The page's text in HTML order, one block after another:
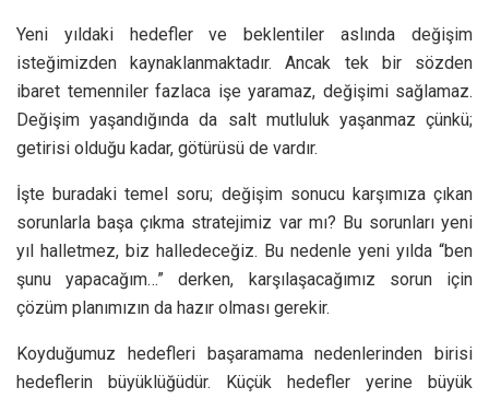
Yeni yıldaki hedefler ve beklentiler aslında değişim
isteğimizden kaynaklanmaktadır. Ancak tek bir sözden
ibaret temenniler fazlaca işe yaramaz, değişimi sağlamaz.
Değişim yaşandığında da salt mutluluk yaşanmaz çünkü;
getirisi olduğu kadar, götürüsü de vardır.
İşte buradaki temel soru; değişim sonucu karşımıza çıkan
sorunlarla başa çıkma stratejimiz var mı? Bu sorunları yeni
yıl halletmez, biz halledeceğiz. Bu nedenle yeni yılda “ben
şunu yapacağım…” derken, karşılaşacağımız sorun için
çözüm planımızın da hazır olması gerekir.
Koyduğumuz hedefleri başaramama nedenlerinden birisi
hedeflerin büyüklüğüdür. Küçük hedefler yerine büyük